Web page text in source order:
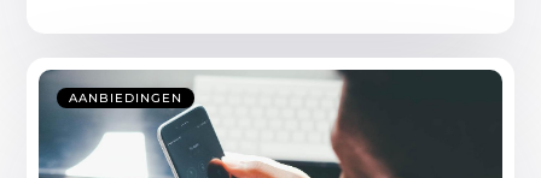
AANBIEDINGEN